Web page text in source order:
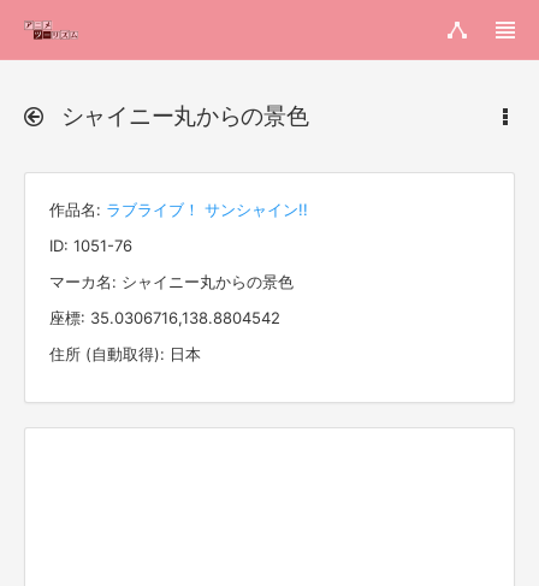
シャイニー丸からの景色
作品名: ラブライブ！ サンシャイン!!
ID: 1051-76
マーカ名: シャイニー丸からの景色
座標: 35.0306716,138.8804542
住所 (自動取得): 日本